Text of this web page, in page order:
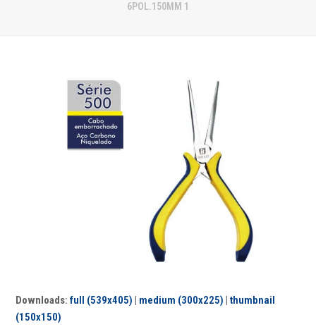
6POL.150MM 1
Downloads:full (539x405) | medium (300x225) |thumbnail
(150x150)